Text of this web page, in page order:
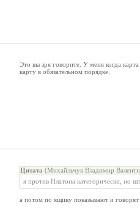
Это вы зря говорите. У меня когда
карту в обязательном порядке.
Цитата (Михайльчук Владимир
я против Платона категорически, но
а потом по ящику показывают и